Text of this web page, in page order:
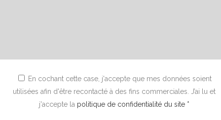
En cochant cette case, j'accepte que mes données soient
utilisées afin d'être recontacté à des fins commerciales. J’ai lu et
j'accepte la politique de confidentialité du site *